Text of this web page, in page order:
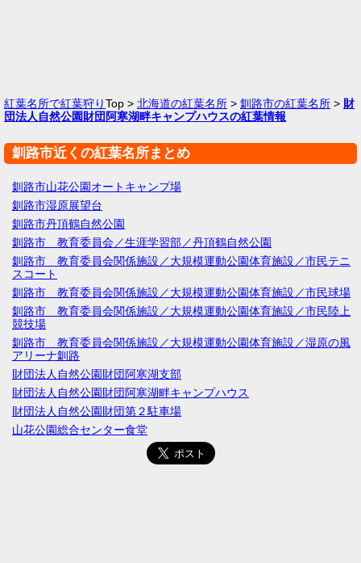
紅葉名所で紅葉狩りTop > 北海道の紅葉名所 > 釧路市の紅葉名所 > 財
団法人自然公園財団阿寒湖畔キャンプハウスの紅葉情報
釧路市近くの紅葉名所まとめ
釧路市山花公園オートキャンプ場
釧路市湿原展望台
釧路市丹頂鶴自然公園
釧路市 教育委員会／生涯学習部／丹頂鶴自然公園
釧路市 教育委員会関係施設／大規模運動公園体育施設／市民テニ
スコート
釧路市 教育委員会関係施設／大規模運動公園体育施設／市民球場
釧路市 教育委員会関係施設／大規模運動公園体育施設／市民陸上
競技場
釧路市 教育委員会関係施設／大規模運動公園体育施設／湿原の風
アリーナ釧路
財団法人自然公園財団阿寒湖支部
財団法人自然公園財団阿寒湖畔キャンプハウス
財団法人自然公園財団第２駐車場
山花公園総合センター食堂